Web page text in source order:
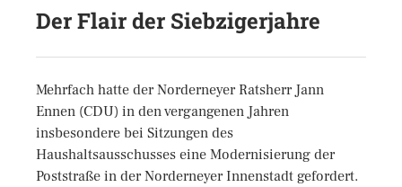
Der Flair der Siebzigerjahre
Mehrfach hatte der Norderneyer Ratsherr Jann
Ennen (CDU) in den vergangenen Jahren
insbesondere bei Sitzungen des
Haushaltsausschusses eine Modernisierung der
Poststraße in der Norderneyer Innenstadt gefordert.